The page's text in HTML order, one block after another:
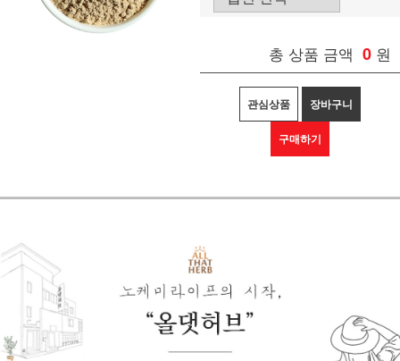
총 상품 금액 0 원
관심상품 장바구니
구매하기